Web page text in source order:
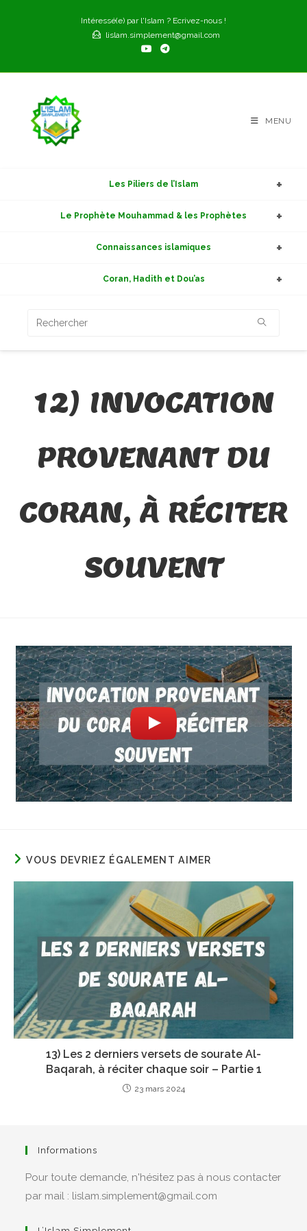
Intéressé(e) par l'Islam ? Ecrivez-nous !
lislam.simplement@gmail.com
MENU
Les Piliers de l’Islam
Le Prophète Mouhammad & les Prophètes
Connaissances islamiques
Coran, Hadith et Dou’as
12) INVOCATION
PROVENANT DU
CORAN, À RÉCITER
SOUVENT
VOUS DEVRIEZ ÉGALEMENT AIMER
13) Les 2 derniers versets de sourate Al-
Baqarah, à réciter chaque soir – Partie 1
23 mars 2024
Informations
Pour toute demande, n'hésitez pas à nous contacter
par mail : lislam.simplement@gmail.com